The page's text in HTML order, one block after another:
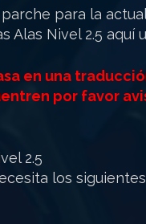
para la
Alas Nivel 2.5 aquí
en una
por favor
2.5
los